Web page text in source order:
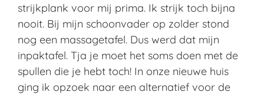
strijkplank voor mij prima. Ik strijk toch bijna
nooit. Bij mijn schoonvader op zolder stond
nog een massagetafel. Dus werd dat mijn
inpaktafel. Tja je moet het soms doen met de
spullen die je hebt toch! In onze nieuwe huis
ging ik opzoek naar een alternatief voor de